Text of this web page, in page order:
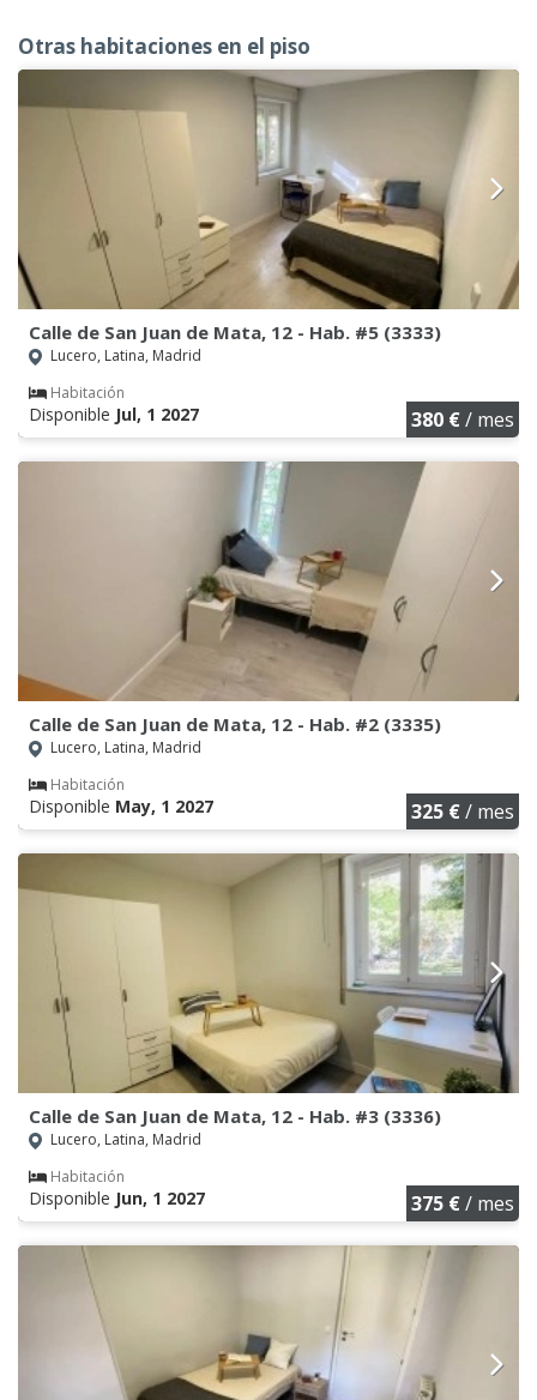
Otras habitaciones en el piso
Calle de San Juan de Mata, 12 - Hab. #5 (3333)
Lucero, Latina, Madrid
Habitación
Disponible Jul, 1 2027 380 €/ mes
Calle de San Juan de Mata, 12 - Hab. #2 (3335)
Lucero, Latina, Madrid
Habitación
Disponible May, 1 2027 325 €/ mes
Calle de San Juan de Mata, 12 - Hab. #3 (3336)
Lucero, Latina, Madrid
Habitación
Disponible Jun, 1 2027 375 €/ mes